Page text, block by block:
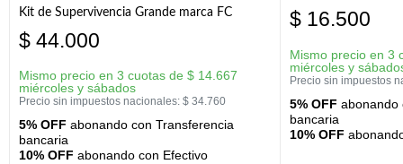
Kit de Supervivencia Grande marca FC
$ 44.000
Mismo precio en 3 cuotas de $ 14.667
miércoles y sábados
Precio sin impuestos nacionales: $ 34.760
5% OFF abonando con Transferencia
bancaria
10% OFF abonando con Efectivo
$ 16.500
Mismo precio en 3
miércoles y
Precio sin impuestos
5% OFF abonando
bancaria
10% OFF